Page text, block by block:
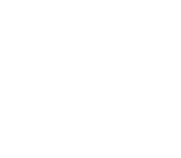
vaihtoehdot
vaihtoehdot